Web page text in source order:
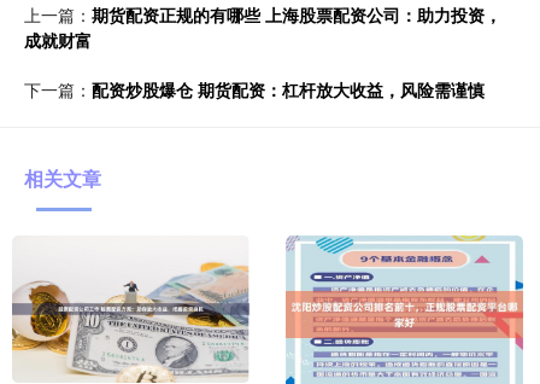
上一篇： 期货配资正规的有哪些 上海股票配资公司：助力投资，
成就财富
下一篇： 配资炒股爆仓 期货配资：杠杆放大收益，风险需谨慎
相关文章